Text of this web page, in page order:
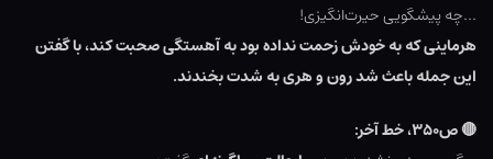
…چه پیشگویی حیرت‌انگیزی!
هرماینی که به خودش زحمت نداده بود به آهستگی صحبت کند، با گفتن
این جمله باعث شد رون و هری به شدت بخندند.
🔴ص۳۵۰، خط آخر: